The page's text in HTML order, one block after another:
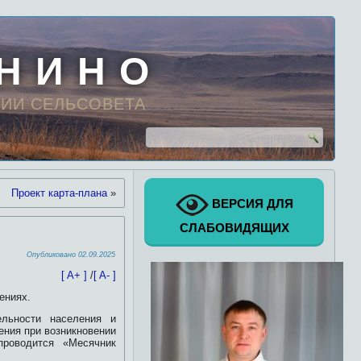
И Н О
СЕЛЬСОВЕТА
Проект карта-плана»
Опубликовано 02.09.2025
[ A+ ] /[ A- ]
населения и
при возникновении
«Месячник
ВЕРСИЯ ДЛЯ
СЛАБОВИДЯЩИХ